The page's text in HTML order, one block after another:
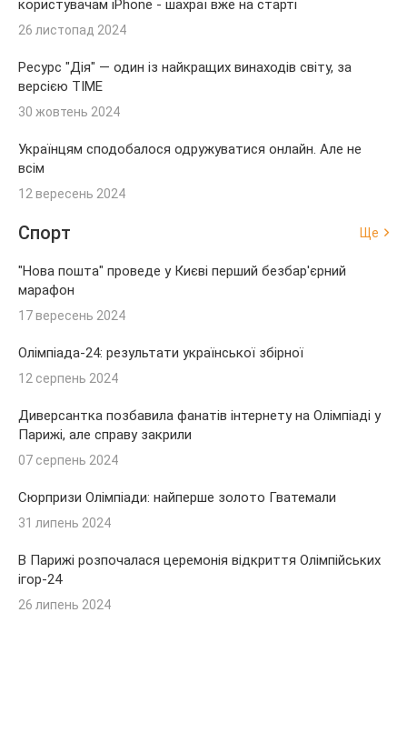
користувачам iPhone - шахраї вже на старті
26 листопад 2024
Ресурс "Дія" — один із найкращих винаходів світу, за
версією TIME
30 жовтень 2024
Українцям сподобалося одружуватися онлайн. Але не
всім
12 вересень 2024
Спорт Ще
"Нова пошта" проведе у Києві перший безбар'єрний
марафон
17 вересень 2024
Олімпіада-24: результати української збірної
12 серпень 2024
Диверсантка позбавила фанатів інтернету на Олімпіаді у
Парижі, але справу закрили
07 серпень 2024
Сюрпризи Олімпіади: найперше золото Гватемали
31 липень 2024
В Парижі розпочалася церемонія відкриття Олімпійських
ігор-24
26 липень 2024